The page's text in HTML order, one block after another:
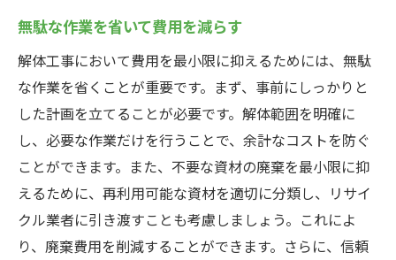
無駄な作業を省いて費用を減らす
解体工事において費用を最小限に抑えるためには、無駄
な作業を省くことが重要です。まず、事前にしっかりと
した計画を立てることが必要です。解体範囲を明確に
し、必要な作業だけを行うことで、余計なコストを防ぐ
ことができます。また、不要な資材の廃棄を最小限に抑
えるために、再利用可能な資材を適切に分類し、リサイ
クル業者に引き渡すことも考慮しましょう。これによ
り、廃棄費用を削減することができます。さらに、信頼